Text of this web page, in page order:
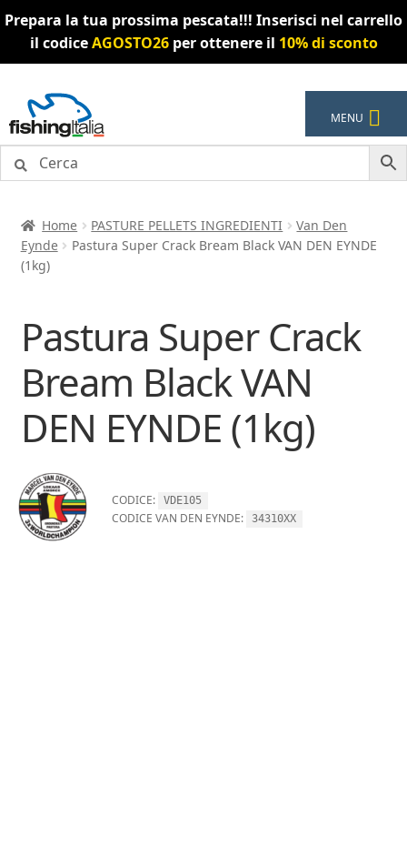
Prepara la tua prossima pescata!!! Inserisci nel carrello
il codiceAGOSTO26per ottenere il 10% di sconto
alla
navigazione
al
contenuto
MENU
Home PASTURE PELLETS INGREDIENTI
Van Den
Eynde
Pastura Super Crack Bream Black VAN DEN EYNDE
(1kg)
Pastura Super Crack
Bream Black VAN
DEN EYNDE (1kg)
CODICE: VDE105
CODICE VAN DEN EYNDE: 34310XX